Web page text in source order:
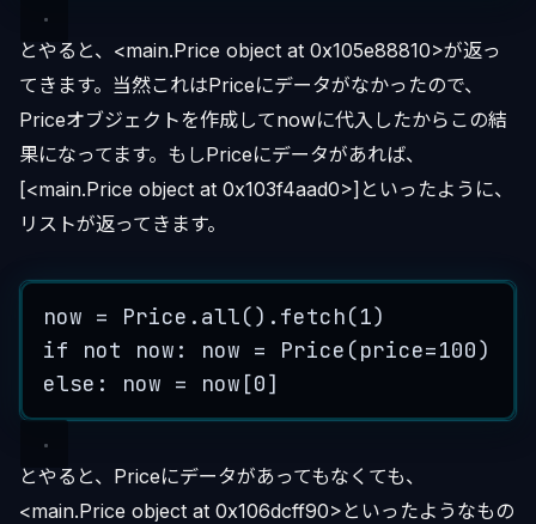
とやると、<main.Price object at 0x105e88810>が返っ
てきます。当然これはPriceにデータがなかったので、
Priceオブジェクトを作成してnowに代入したからこの結
果になってます。もしPriceにデータがあれば、
[<main.Price object at 0x103f4aad0>]といったように、
リストが返ってきます。
now = Price . all() . fetch(1)
if
not now: now = Price (price=100)
else : now = now [0]
とやると、Priceにデータがあってもなくても、
<main.Price object at 0x106dcff90>といったようなもの